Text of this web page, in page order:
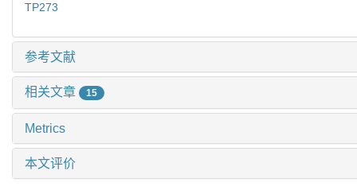
TP273
参考文献
相关文章 15
Metrics
本文评价